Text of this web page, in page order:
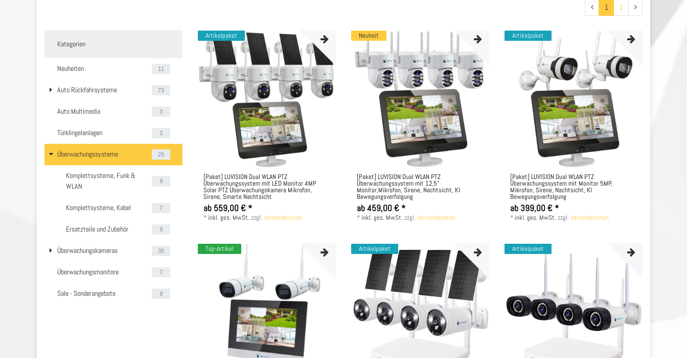
1 2
Kategorien
Neuheiten 11
Auto Rückfahrsysteme 73
Auto Multimedia 3
Türklingelanlagen 3
Überwachungssysteme 25
Komplettsysteme, Funk &
WLAN
9
Komplettsysteme, Kabel 7
Ersatzteile und Zubehör 9
Überwachungskameras 30
Überwachungsmonitore 7
Sale - Sonderangebote 9
Artikelpaket
[Paket] LUVISION Dual WLAN PTZ
Überwachungssystem mit LED Monitor 4MP
Solar PTZ Überwachungskamera Mikrofon,
Sirene, Smarte Nachtsicht
ab 559,00 € *
* inkl. ges. MwSt. zzgl.Versandkosten
Neuheit
[Paket] LUVISION Dual WLAN PTZ
Überwachungssystem mit 12,5"
Monitor,Mikrofon, Sirene, Nachtsicht, KI
Bewegungsverfolgung
ab 459,00 € *
* inkl. ges. MwSt. zzgl.Versandkosten
Artikelpaket
[Paket] LUVISION Dual WLAN PTZ
Überwachungssystem mit Monitor 5MP,
Mikrofon, Sirene, Nachtsicht, KI
Bewegungsverfolgung
ab 399,00 € *
* inkl. ges. MwSt. zzgl.Versandkosten
Top-Artikel Artikelpaket Artikelpaket